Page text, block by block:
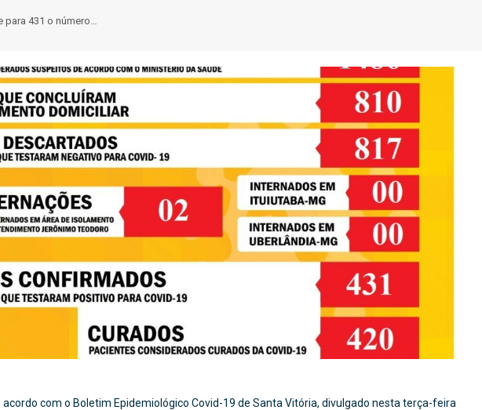
para 431 o número…
acordo com o Boletim Epidemiológico Covid-19 de Santa Vitória, divulgado nesta terça-feira